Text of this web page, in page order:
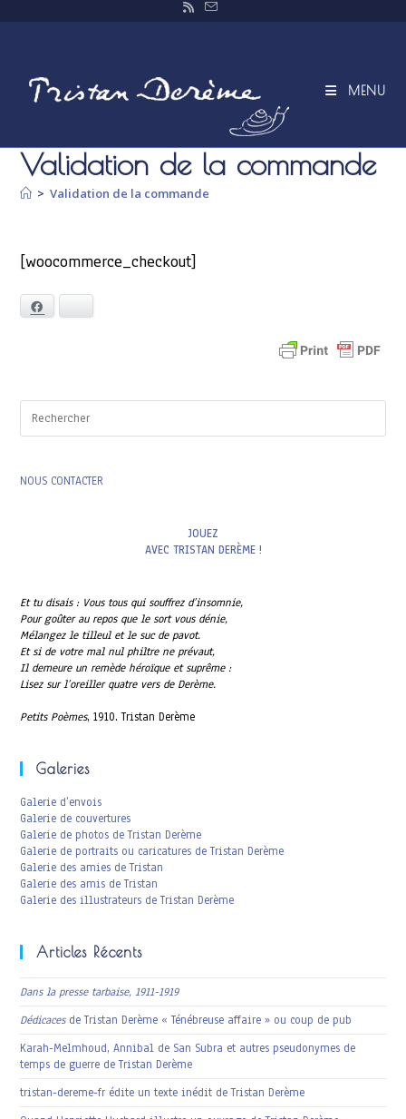
to
MENU
Validation de la commande
> Validation de la commande
[woocommerce_checkout]
NOUS CONTACTER
JOUEZ
AVEC TRISTAN DERÈME !
Et tu disais : Vous tous qui souffrez d’insomnie,
Pour goûter au repos que le sort vous dénie,
Mélangez le tilleul et le suc de pavot.
Et si de votre mal nul philtre ne prévaut,
Il demeure un remède héroïque et suprême :
Lisez sur l’oreiller quatre vers de Derème.
Petits Poèmes, 1910. Tristan Derème
Galeries
Galerie d’envois
Galerie de couvertures
Galerie de photos de Tristan Derème
Galerie de portraits ou caricatures de Tristan Derème
Galerie des amies de Tristan
Galerie des amis de Tristan
Galerie des illustrateurs de Tristan Derème
Articles Récents
Dans la presse tarbaise, 1911-1919
Dédicacesde Tristan Derème « Ténébreuse affaire » ou coup de pub
Karah-Melmhoud, Annibal de San Subra et autres pseudonymes de
temps de guerre de Tristan Derème
tristan-dereme-fr édite un texte inédit de Tristan Derème